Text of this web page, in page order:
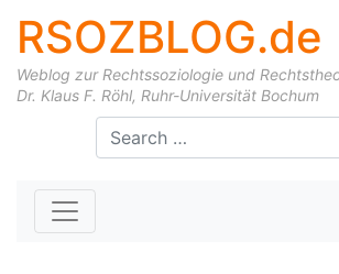
RSOZBLOG.de
Weblog zur Rechtssoziologie und
Dr. Klaus F. Röhl, Ruhr-Universität Bochum
Skip to content